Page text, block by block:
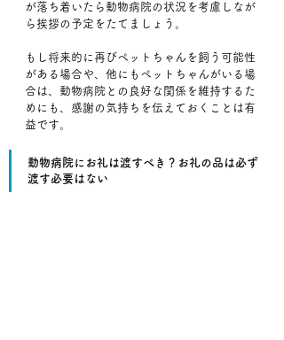
が落ち着いたら動物病院の状況を考慮しなが
ら挨拶の予定をたてましょう。
もし将来的に再びペットちゃんを飼う可能性
がある場合や、他にもペットちゃんがいる場
合は、動物病院との良好な関係を維持するた
めにも、感謝の気持ちを伝えておくことは有
益です。
動物病院にお礼は渡すべき？お礼の品は必ず
渡す必要はない